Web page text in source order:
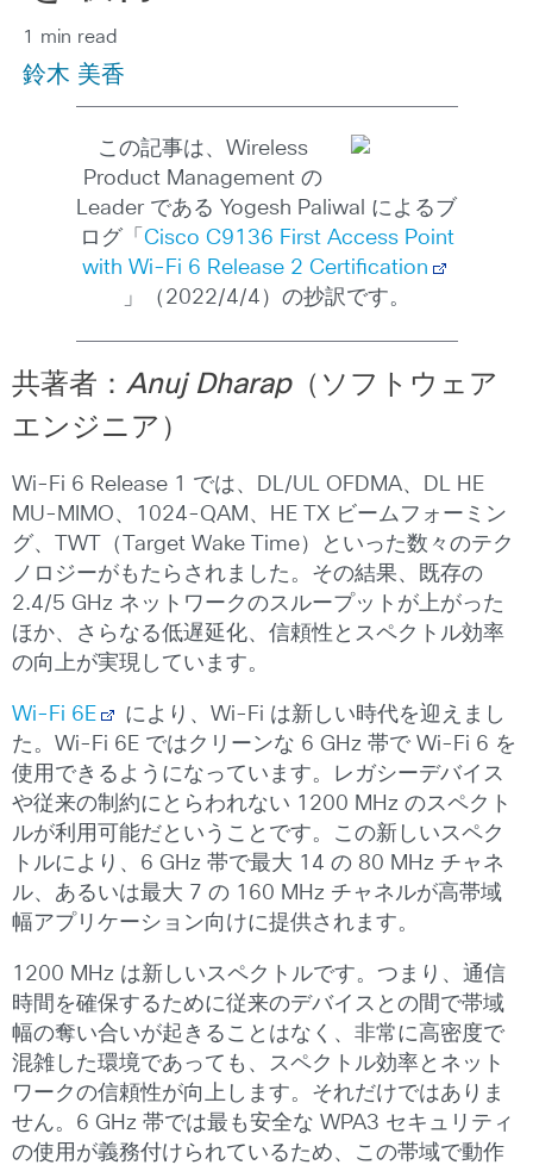
1 min read
鈴木 美香
この記事は、Wireless
Product Management の
Leader である Yogesh Paliwal によるブ
ログ「 Cisco C9136 First Access Point
with Wi-Fi 6 Release 2 Certification
」（2022/4/4）の抄訳です。
共著者： Anuj Dharap（ソフトウェア
エンジニア）
Wi-Fi 6 Release 1 では、DL/UL OFDMA、DL HE
MU-MIMO、1024-QAM、HE TX ビームフォーミン
グ、TWT（Target Wake Time）といった数々のテク
ノロジーがもたらされました。その結果、既存の
2.4/5 GHz ネットワークのスループットが上がった
ほか、さらなる低遅延化、信頼性とスペクトル効率
の向上が実現しています。
Wi-Fi 6E
により、Wi-Fi は新しい時代を迎えまし
た。Wi-Fi 6E ではクリーンな 6 GHz 帯で Wi-Fi 6 を
使用できるようになっています。レガシーデバイス
や従来の制約にとらわれない 1200 MHz のスペクト
ルが利用可能だということです。この新しいスペク
トルにより、6 GHz 帯で最大 14 の 80 MHz チャネ
ル、あるいは最大 7 の 160 MHz チャネルが高帯域
幅アプリケーション向けに提供されます。
1200 MHz は新しいスペクトルです。つまり、通信
時間を確保するために従来のデバイスとの間で帯域
幅の奪い合いが起きることはなく、非常に高密度で
混雑した環境であっても、スペクトル効率とネット
ワークの信頼性が向上します。それだけではありま
せん。6 GHz 帯では最も安全な WPA3 セキュリティ
の使用が義務付けられているため、この帯域で動作